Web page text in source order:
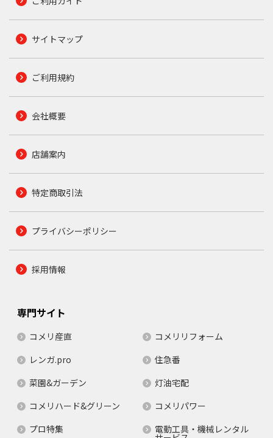
サイトマップ
ご利用規約
会社概要
店舗案内
特定商取引法
プライバシーポリシー
採用情報
専門サイト
コメリ産直
コメリリフォーム
レンガ.pro
住急番
菜園&ガーデン
灯油宅配
コメリハード&グリーン
コメリパワー
プロ特集
電動工具・機械レンタル